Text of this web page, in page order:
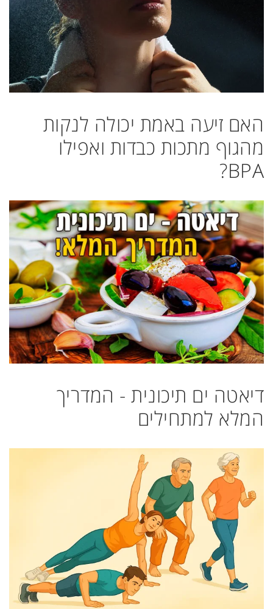
האם זיעה באמת יכולה לנקות
מהגוף מתכות כבדות ואפילו
BPA?
דיאטה ים תיכונית - המדריך
המלא למתחילים